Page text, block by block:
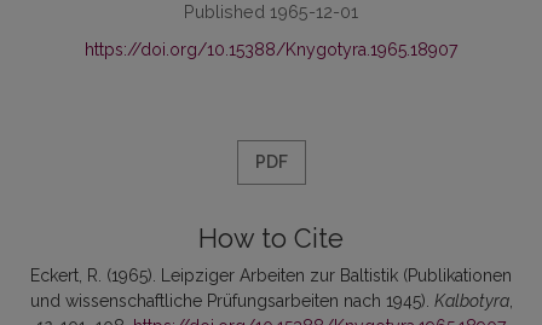
Published 1965-12-01
https://doi.org/10.15388/Knygotyra.1965.18907
PDF
How to Cite
Eckert, R. (1965). Leipziger Arbeiten zur Baltistik (Publikationen
und wissenschaftliche Prüfungsarbeiten nach 1945). Kalbotyra,